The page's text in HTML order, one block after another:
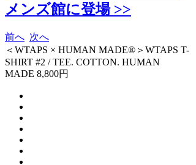
メンズ館に登場 >>
前へ 次へ
＜WTAPS × HUMAN MADE®＞WTAPS T-
SHIRT #2 / TEE. COTTON. HUMAN
MADE 8,800円